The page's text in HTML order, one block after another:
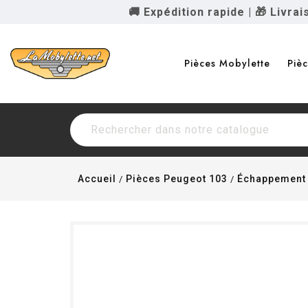
🚚 Expédition rapide | 🎁
Pièces Mobylette
Accueil Pièces Peugeot 103 Échappement